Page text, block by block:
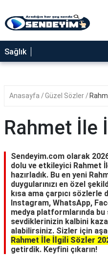
SAĞLIK
NEDİR
YEMEK
RÜYA
GEZİLECEK
YERLER
BLOG
Sağlık
Anasayfa Güzel Sözler
Rahmet İle
Sendeyim.com olarak
dolu ve etkileyici Rahmet
hazırladık. Bu en yeni
duygularınızı en özel
kısa ama çarpıcı
Instagram, WhatsApp,
medya platformlarında
sevdiklerinizin kalbini
alabilirsiniz. Sizler için
Rahmet İle İlgili Sözler
getirdik. Keyfini çıkarın!